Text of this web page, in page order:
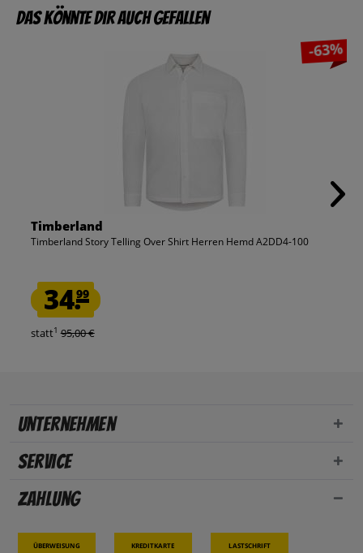
Das könnte dir auch gefallen
-63%
Timberland
Timberland Story Telling Over Shirt Herren Hemd A2DD4-100
34.99
statt1 95,00 €
Unternehmen
Service
Zahlung
Überweisung Kreditkarte Lastschrift